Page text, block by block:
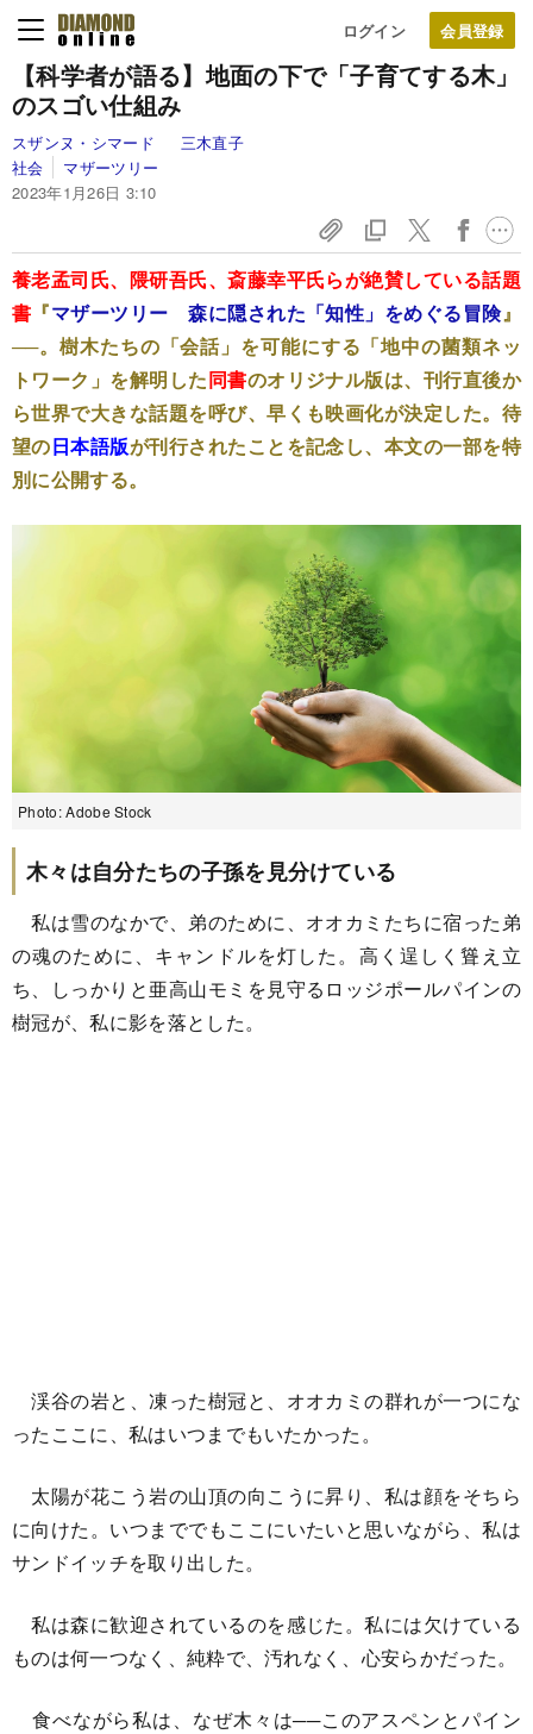
ログイン
【科学者が語る】地面の下で「子育てする木」
のスゴい仕組み
スザンヌ・シマード
三木直子
社会
マザーツリー
2023年1月26日 3:10
養老孟司氏、隈研吾氏、斎藤幸平氏らが絶賛している話題
書 『マザーツリー 森に隠された「知性」をめぐる冒険』
──。樹木たちの「会話」を可能にする「地中の菌類ネッ
トワーク」を解明した同書のオリジナル版は、刊行直後か
ら世界で大きな話題を呼び、早くも映画化が決定した。待
望の日本語版が刊行されたことを記念し、本文の一部を特
別に公開する。
Photo: Adobe Stock
木々は自分たちの子孫を見分けている
私は雪のなかで、弟のために、オオカミたちに宿った弟
の魂のために、キャンドルを灯した。高く逞しく聳え立
ち、しっかりと亜高山モミを見守るロッジポールパインの
樹冠が、私に影を落とした。
渓谷の岩と、凍った樹冠と、オオカミの群れが一つにな
ったここに、私はいつまでもいたかった。
太陽が花こう岩の山頂の向こうに昇り、私は顔をそちら
に向けた。いつまででもここにいたいと思いながら、私は
サンドイッチを取り出した。
私は森に歓迎されているのを感じた。私には欠けている
ものは何一つなく、純粋で、汚れなく、心安らかだった。
食べながら私は、なぜ木々は──このアスペンとパイン